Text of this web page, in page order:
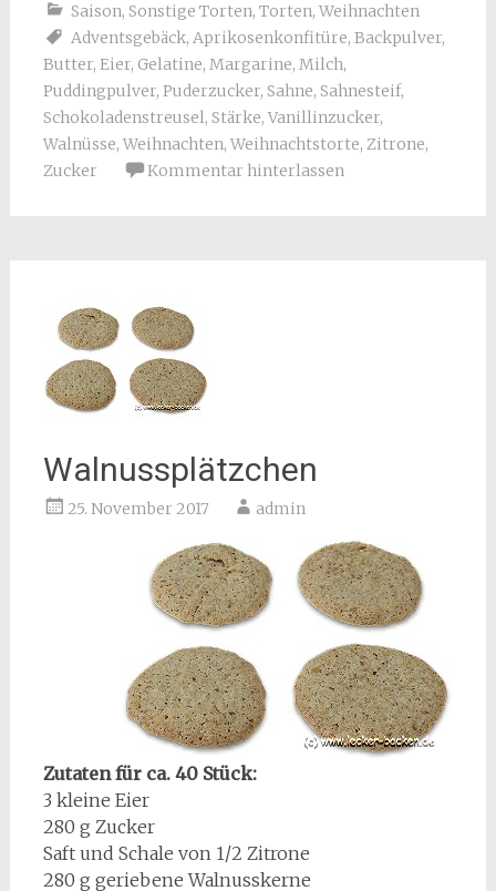
Saison, Sonstige Torten, Torten, Weihnachten
Adventsgebäck, Aprikosenkonfitüre, Backpulver,
Butter, Eier, Gelatine, Margarine, Milch,
Puddingpulver, Puderzucker, Sahne, Sahnesteif,
Schokoladenstreusel, Stärke, Vanillinzucker,
Walnüsse, Weihnachten, Weihnachtstorte, Zitrone,
Zucker
Kommentar hinterlassen
Walnussplätzchen
25. November 2017 admin
Zutaten für ca. 40 Stück:
3 kleine Eier
280 g Zucker
Saft und Schale von 1/2 Zitrone
280 g geriebene Walnusskerne